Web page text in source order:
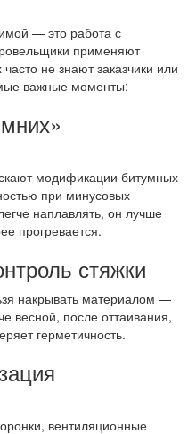
— это работа с
применяют
не знают заказчики или
важные моменты:
модификации битумных
при минусовых
наплавлять, он лучше
прогревается.
стяжки
накрывать материалом —
весной, после оттаивания,
герметичность.
вентиляционные